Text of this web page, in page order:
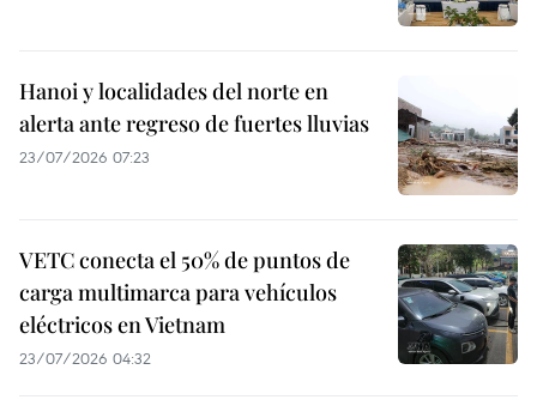
Hanoi y localidades del norte en
alerta ante regreso de fuertes lluvias
23/07/2026 07:23
VETC conecta el 50% de puntos de
carga multimarca para vehículos
eléctricos en Vietnam
23/07/2026 04:32